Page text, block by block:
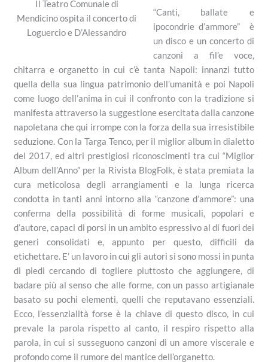
Il Teatro Comunale di
Mendicino ospita il concerto di
Loguercio e D’Alessandro
“Canti, ballate e
ipocondrie d’ammore” è
un disco e un concerto di
canzoni a fil’e voce,
chitarra e organetto in cui c’è tanta Napoli: innanzi tutto
quella della sua lingua patrimonio dell’umanità e poi Napoli
come luogo dell’anima in cui il confronto con la tradizione si
manifesta attraverso la suggestione esercitata dalla canzone
napoletana che qui irrompe con la forza della sua irresistibile
seduzione. Con la Targa Tenco, per il miglior album in dialetto
del 2017, ed altri prestigiosi riconoscimenti tra cui “Miglior
Album dell’Anno” per la Rivista BlogFolk, è stata premiata la
cura meticolosa degli arrangiamenti e la lunga ricerca
condotta in tanti anni intorno alla “canzone d’ammore”: una
conferma della possibilità di forme musicali, popolari e
d’autore, capaci di porsi in un ambito espressivo al di fuori dei
generi consolidati e, appunto per questo, difficili da
etichettare. E’ un lavoro in cui gli autori si sono mossi in punta
di piedi cercando di togliere piuttosto che aggiungere, di
badare più al senso che alle forme, con un passo artigianale
basato su pochi elementi, quelli che reputavano essenziali.
Ecco, l’essenzialità forse è la chiave di questo disco, in cui
prevale la parola rispetto al canto, il respiro rispetto alla
parola, in cui si susseguono canzoni di un amore viscerale e
profondo come il rumore del mantice dell’organetto.